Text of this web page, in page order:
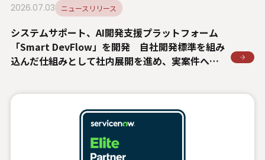
2026.07.03 ニュースリリース
システムサポート、AI開発支援プラットフォーム
「Smart DevFlow」を開発 自社開発標準を組み
込んだ仕組みとして社内展開を進め、実案件への